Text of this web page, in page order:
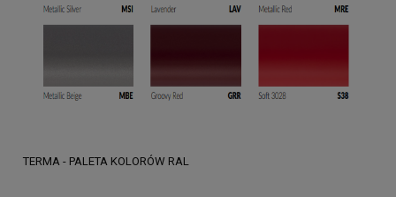
TERMA - PALETA KOLORÓW RAL